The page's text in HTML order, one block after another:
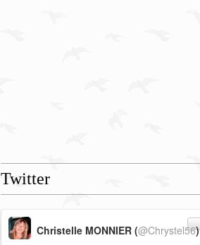
Twitter
Christelle MONNIER (@Chrystel56)